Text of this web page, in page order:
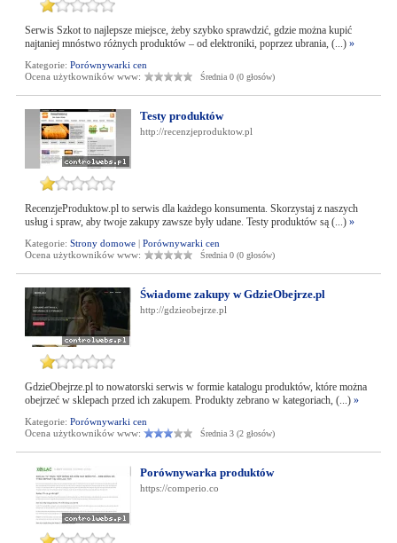
Serwis Szkot to najlepsze miejsce, żeby szybko sprawdzić, gdzie można kupić
najtaniej mnóstwo różnych produktów – od elektroniki, poprzez ubrania, (...) »
Kategorie: Porównywarki cen
Ocena użytkowników www:
Średnia 0 (0 głosów)
Testy produktów
http://recenzjeproduktow.pl
RecenzjeProduktow.pl to serwis dla każdego konsumenta. Skorzystaj z naszych
usług i spraw, aby twoje zakupy zawsze były udane. Testy produktów są (...) »
Kategorie: Strony domowe| Porównywarki cen
Ocena użytkowników www:
Średnia 0 (0 głosów)
Świadome zakupy w GdzieObejrze.pl
http://gdzieobejrze.pl
GdzieObejrze.pl to nowatorski serwis w formie katalogu produktów, które można
obejrzeć w sklepach przed ich zakupem. Produkty zebrano w kategoriach, (...) »
Kategorie: Porównywarki cen
Ocena użytkowników www:
Średnia 3 (2 głosów)
Porównywarka produktów
https://comperio.co